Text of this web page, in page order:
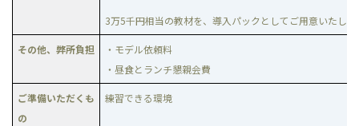
3万5千円相当の教材を、導入パックとしてご用意いたしま
その他、弊所負担
・モデル依頼料
・昼食とランチ懇親会費
ご準備いただくも
の
練習できる環境